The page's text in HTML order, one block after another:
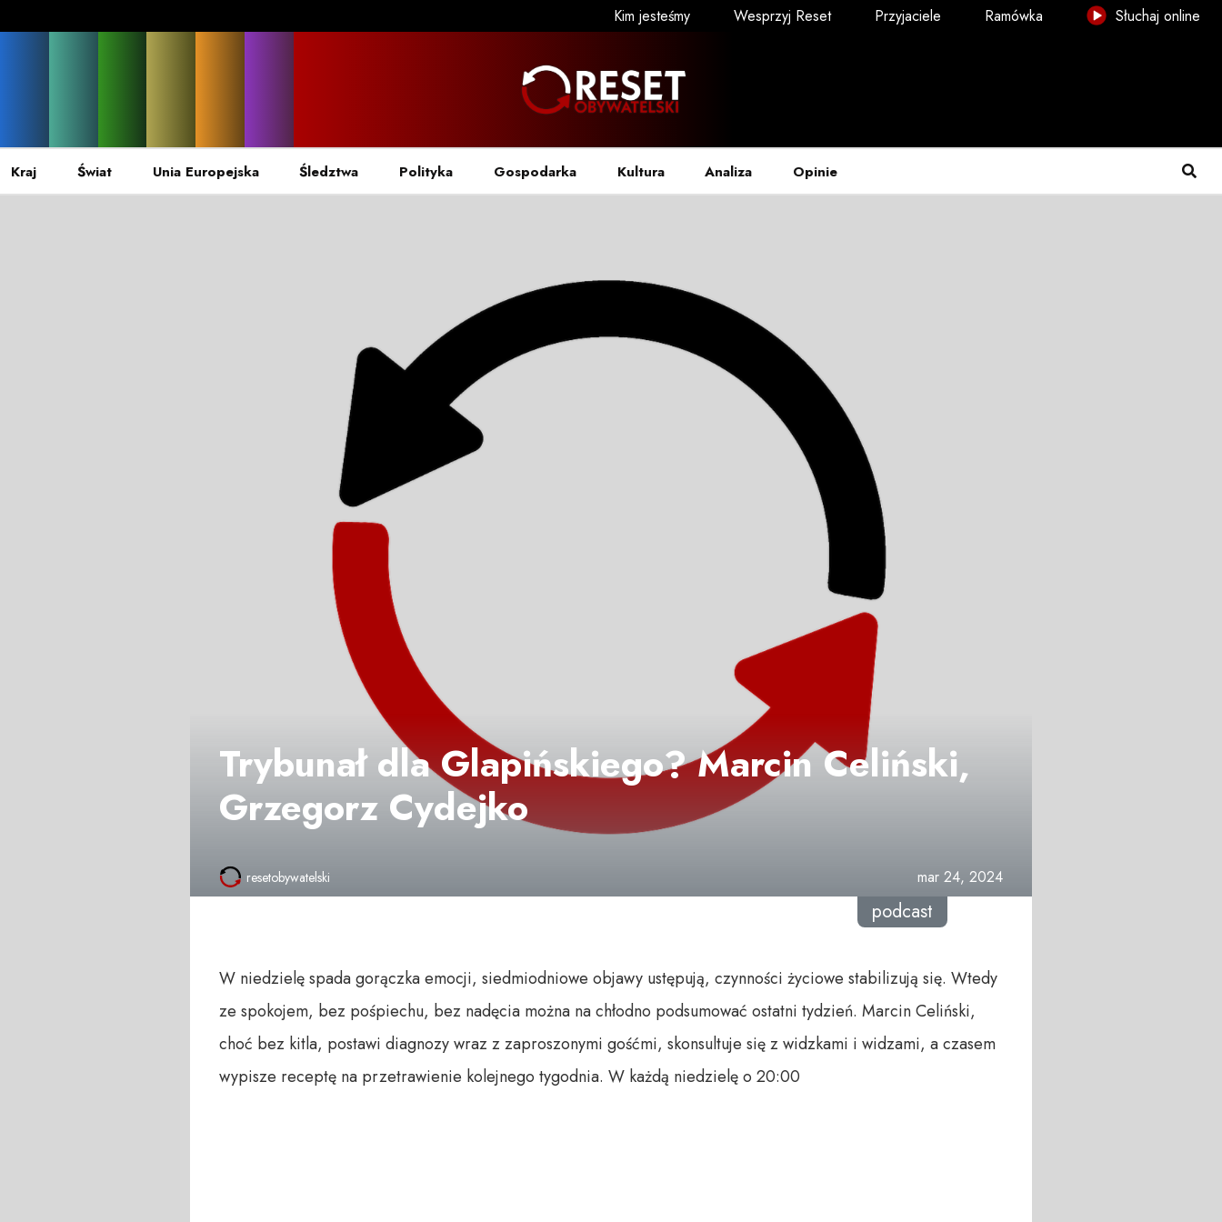
Kim jesteśmy Wesprzyj Reset Przyjaciele Ramówka Słuchaj online
Kraj Świat Unia Europejska Śledztwa Polityka Gospodarka Kultura Analiza Opinie
Trybunał dla Glapińskiego? Marcin Celiński,
Grzegorz Cydejko
resetobywatelski mar 24, 2024
podcast
W niedzielę spada gorączka emocji, siedmiodniowe objawy ustępują, czynności życiowe stabilizują się. Wtedy
ze spokojem, bez pośpiechu, bez nadęcia można na chłodno podsumować ostatni tydzień. Marcin Celiński,
choć bez kitla, postawi diagnozy wraz z zaproszonymi gośćmi, skonsultuje się z widzkami i widzami, a czasem
wypisze receptę na przetrawienie kolejnego tygodnia. W każdą niedzielę o 20:00